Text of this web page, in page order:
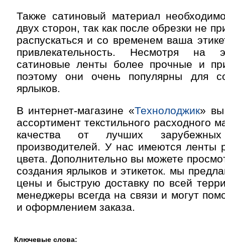
Также сатиновый материал
двух сторон, так как после обрезки не
распускаться и со временем ваша
привлекательность. Несмотря на
сатиновые ленты более прочные и
поэтому они очень популярны для
ярлыков.
В интернет-магазине «Технолоджик» вы
ассортимент текстильного расходного
качества от лучших
производителей. У нас имеются ленты
цвета. Дополнительно вы можете
создания ярлыков и этикеток. мы
цены и быструю доставку по всей
менеджеры всегда на связи и могут
и оформлением заказа.
Ключевые слова: